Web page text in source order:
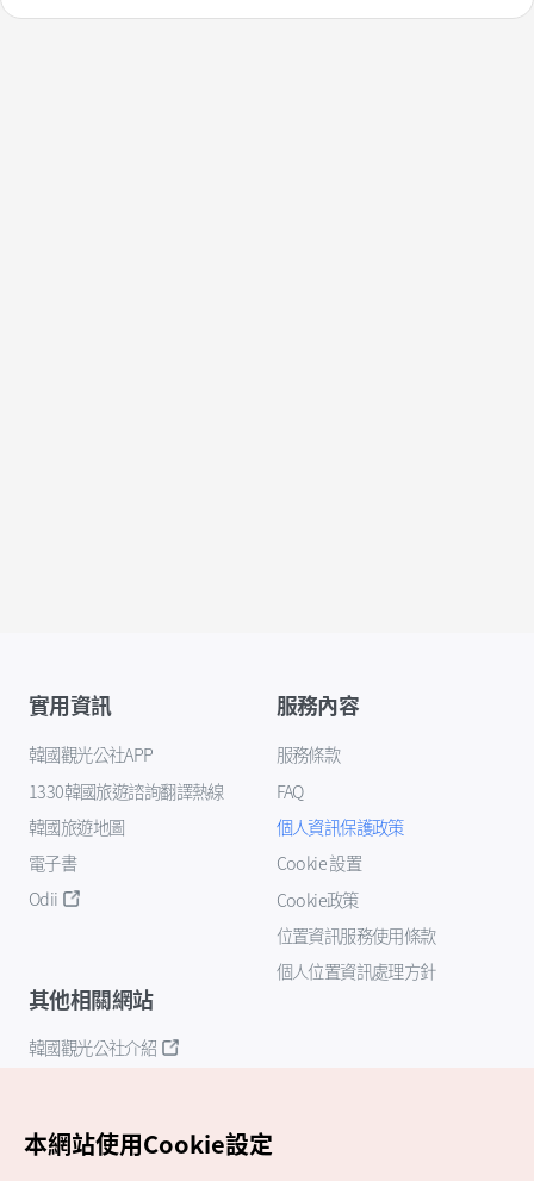
實用資訊
韓國觀光公社APP
1330韓國旅遊諮詢翻譯熱線
韓國旅遊地圖
電子書
Odii
服務內容
服務條款
FAQ
個人資訊保護政策
Cookie 設置
Cookie政策
位置資訊服務使用條款
個人位置資訊處理方針
其他相關網站
韓國觀光公社介紹
本網站使用Cookie設定